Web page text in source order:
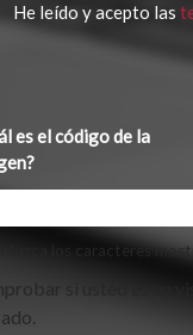
He leído y acepto las
es el código de la
los caracteres
si usted es un